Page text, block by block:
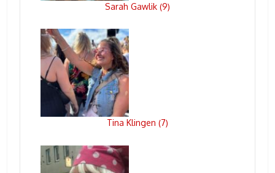
Sarah Gawlik (9)
Tina Klingen (7)